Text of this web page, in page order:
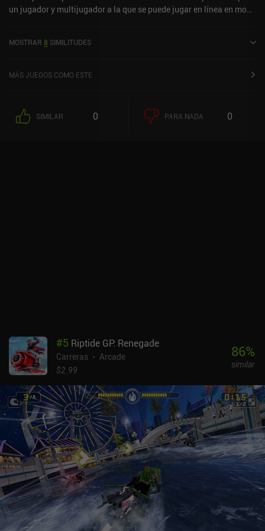
un jugador y multijugador a la que se puede jugar en línea en modo
Google Play y de 4,1 sobre 5,0 en la App Store de iOS.
MOSTRAR 8 SIMILITUDES
MÁS JUEGOS COMO ESTE
SIMILAR 0 PARA NADA 0
#5 Riptide GP: Renegade
Carreras
Arcade
$2.99
86%
similar